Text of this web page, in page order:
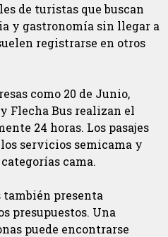
de turistas que buscan
y gastronomía sin llegar a
registrarse en otros
como 20 de Junio,
Flecha Bus realizan el
24 horas. Los pasajes
servicios semicama y
cama.
también presenta
presupuestos. Una
puede encontrarse